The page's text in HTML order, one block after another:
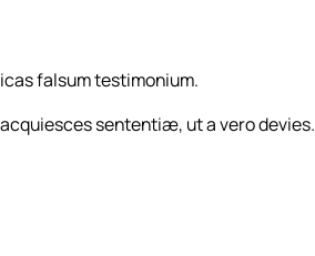
falsum testimonium.
sententiæ, ut a vero devies.